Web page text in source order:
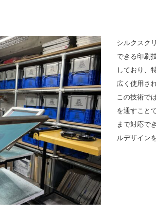
シルクスク
できる印刷
しており、
広く使用さ
この技術で
を通すこと
まで対応で
ルデザイン